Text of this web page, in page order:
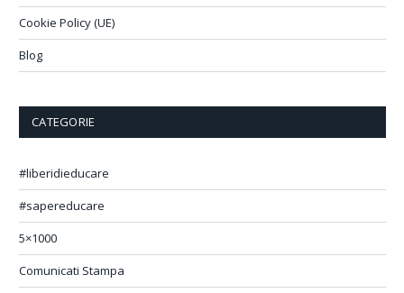
Cookie Policy (UE)
Blog
CATEGORIE
#liberidieducare
#sapereducare
5×1000
Comunicati Stampa